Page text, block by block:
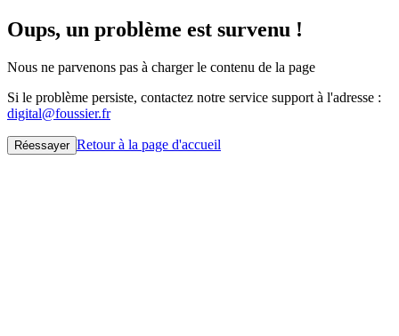
Oups, un problème est survenu !
Nous ne parvenons pas à charger le contenu de la page
Si le problème persiste, contactez notre service support à l'adresse :
digital@foussier.fr
Réessayer Retour à la page d'accueil